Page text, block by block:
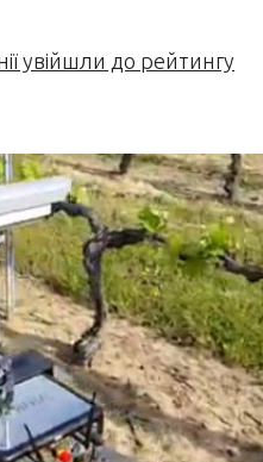
увійшли до рейтингу